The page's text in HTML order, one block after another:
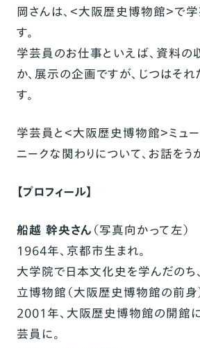
岡さんは、＜大阪歴史博物館＞で
す。
学芸員のお仕事といえば、資料
か、展示の企画ですが、じつはそ
す。
学芸員と＜大阪歴史博物館＞ミュ
ニークな関わりについて、お話をう
【プロフィール】
船越 幹央さん （写真向かって左）
1964年、京都市生まれ。
大学院で日本文化史を学んだのち
立博物館（大阪歴史博物館の前身
2001年、大阪歴史博物館の開館
芸員に。